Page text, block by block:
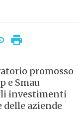
promosso
e Smau
investimenti
aziende